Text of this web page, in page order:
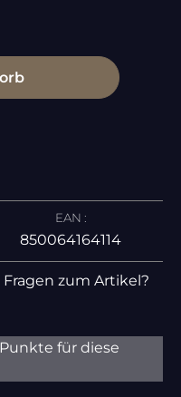
den
EAN :
850064164114
Fragen zum Artikel?
für diese